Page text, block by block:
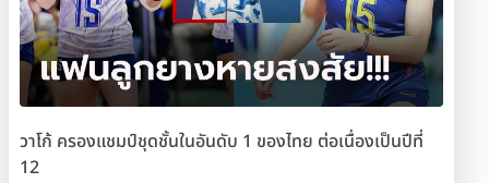
อย่างจำกัด ก้าวสู่ระบบเศรษฐกิจหมุนเวียน ผ่านการดำเนินการ
โครงการที่สำคัญของบริษัทฯ เช่น - โครงการ “ขวดใสเพื่อโลก
สวย” นำขวดพลาสติกมารีไซเคิลและแปรรูปเป็นเส้นด้าย เพื่อ
นำมาออกแบบผลิตภัณฑ์ที่เป็นมิตรต่อสิ่งแวดล้อม เช่น
ผลิตภัณฑ์ชุดชั้นใน - โครงการ “Traval Bra บราม้วนได้” นำ
ยางพารามาทำเป็นโครงชุดชั้นในแทนโครงเหล็ก - โครงการ
วาโก้ ครองแชมป์ชุดชั้นในอันดับ 1 ของไทย ต่อเนื่องเป็นปีที่
12